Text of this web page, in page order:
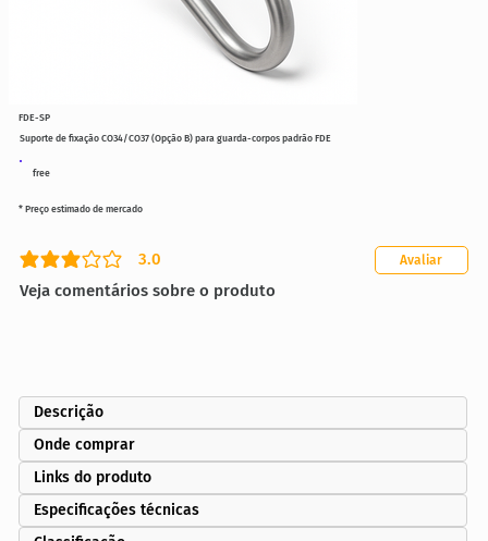
free
Suporte de fixação CO34/CO37 (Opção B) para guarda-corpos padrão FDE
3.0
classificação média é 3 de 5
Veja comentários sobre o produto
Avaliar
* Preço estimado de mercado
FDE-SP
Descrição
Onde comprar
Links do produto
Especificações técnicas